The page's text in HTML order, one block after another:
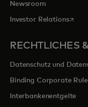
Newsroom
Investor Relationswird
RECHTLICHES
Datenschutz und
Binding Corporate
Interbankenentgelte